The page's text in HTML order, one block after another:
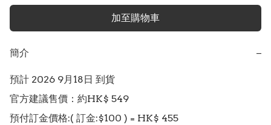
加至購物車
簡介 −
預計 2026 9月18日 到貨
官方建議售價：約HK$ 549
預付訂金價格:( 訂金:$100 ) = HK$ 455